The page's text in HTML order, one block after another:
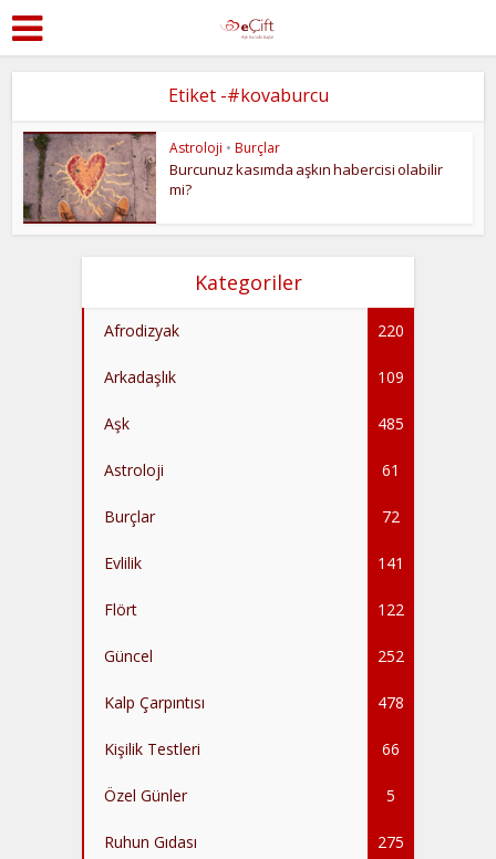
Etiket -#kovaburcu
Astroloji • Burçlar
Burcunuz kasımda aşkın habercisi olabilir
mi?
Kategoriler
Afrodizyak 220
Arkadaşlık 109
Aşk 485
Astroloji 61
Burçlar 72
Evlilik 141
Flört 122
Güncel 252
Kalp Çarpıntısı 478
Kişilik Testleri 66
Özel Günler 5
Ruhun Gıdası 275